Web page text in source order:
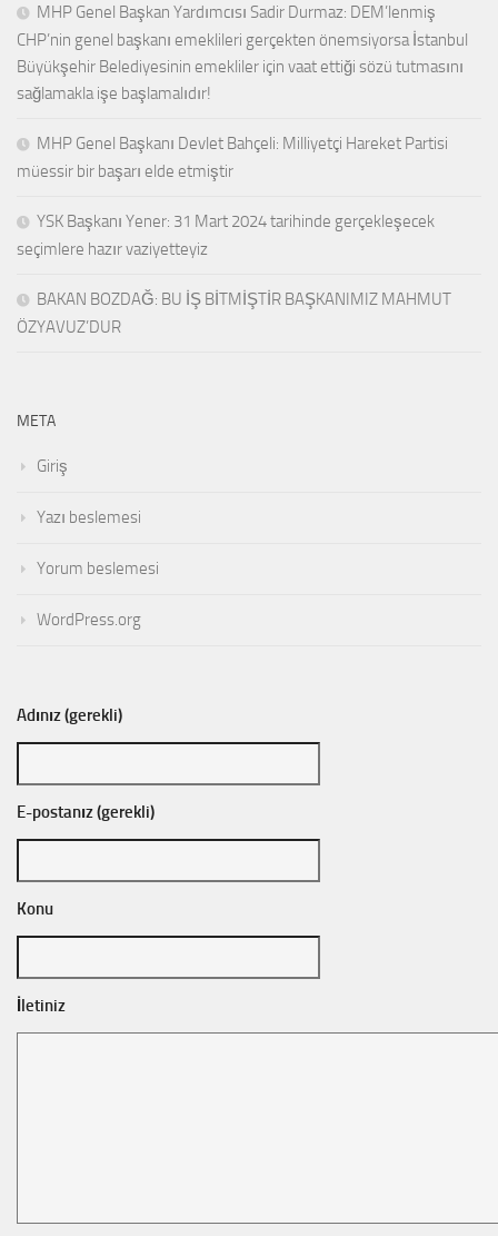
MHP Genel Başkan Yardımcısı Sadir Durmaz: DEM’lenmiş
CHP’nin genel başkanı emeklileri gerçekten önemsiyorsa İstanbul
Büyükşehir Belediyesinin emekliler için vaat ettiği sözü tutmasını
sağlamakla işe başlamalıdır!
MHP Genel Başkanı Devlet Bahçeli: Milliyetçi Hareket Partisi
müessir bir başarı elde etmiştir
YSK Başkanı Yener: 31 Mart 2024 tarihinde gerçekleşecek
seçimlere hazır vaziyetteyiz
BAKAN BOZDAĞ: BU İŞ BİTMİŞTİR BAŞKANIMIZ MAHMUT
ÖZYAVUZ’DUR
META
Giriş
Yazı beslemesi
Yorum beslemesi
WordPress.org
Adınız (gerekli)
E-postanız (gerekli)
Konu
İletiniz